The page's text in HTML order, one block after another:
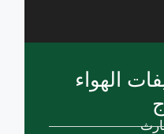
الهواء